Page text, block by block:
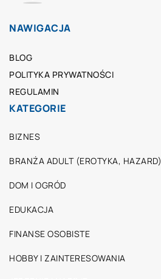
NAWIGACJA
BLOG
POLITYKA PRYWATNOŚCI
REGULAMIN
KATEGORIE
BIZNES
BRANŻA ADULT (EROTYKA, HAZARD)
DOM I OGRÓD
EDUKACJA
FINANSE OSOBISTE
HOBBY I ZAINTERESOWANIA